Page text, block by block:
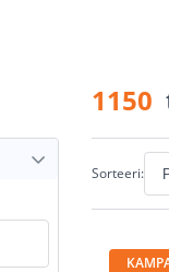
1150
Sorteeri: